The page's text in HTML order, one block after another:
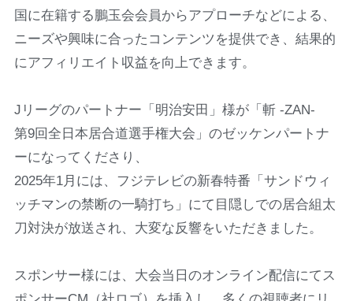
国に在籍する鵬玉会会員からアプローチなどによる、
ニーズや興味に合ったコンテンツを提供でき、結果的
にアフィリエイト収益を向上できます。
Jリーグのパートナー「明治安田」様が「斬 -ZAN-
第9回全日本居合道選手権大会」のゼッケンパートナ
ーになってくださり、
2025年1月には、フジテレビの新春特番「サンドウィ
ッチマンの禁断の一騎打ち」にて目隠しでの居合組太
刀対決が放送され、大変な反響をいただきました。
スポンサー様には、大会当日のオンライン配信にてス